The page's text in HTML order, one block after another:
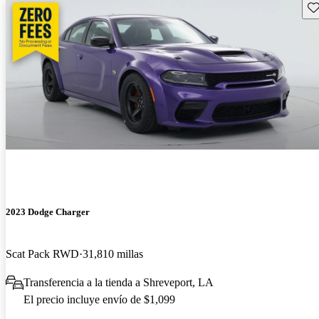
2023 Dodge Charger
Scat Pack RWD 31,810 millas
Transferencia a la tienda a Shreveport, LA
El precio incluye envío de $1,099